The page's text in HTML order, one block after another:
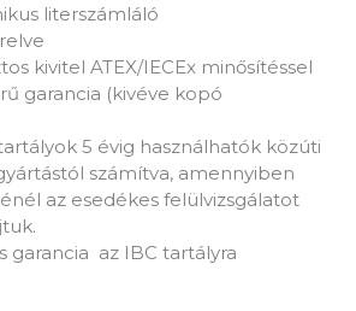
literszámláló
kivitel ATEX/IECEx minősítéssel
garancia (kivéve kopó
5 évig használhatók közúti
számítva, amennyiben
az esedékes felülvizsgálatot
garancia az IBC tartályra